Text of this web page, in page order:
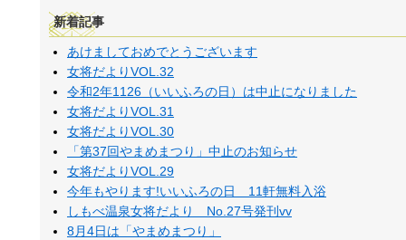
新着記事
あけましておめでとうございます
女将だよりVOL.32
令和2年1126（いいふろの日）は中止になりました
女将だよりVOL.31
女将だよりVOL.30
「第37回やまめまつり」中止のお知らせ
女将だよりVOL.29
今年もやります!いいふろの日 11軒無料入浴
しもべ温泉女将だより No.27号発刊vv
8月4日は「やまめまつり」